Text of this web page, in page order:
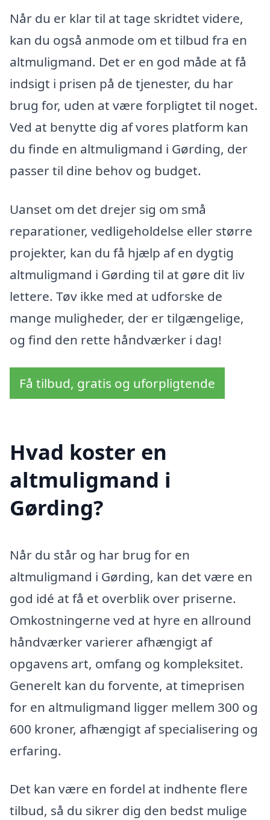
Når du er klar til at tage skridtet videre,
kan du også anmode om et tilbud fra en
altmuligmand. Det er en god måde at få
indsigt i prisen på de tjenester, du har
brug for, uden at være forpligtet til noget.
Ved at benytte dig af vores platform kan
du finde en altmuligmand i Gørding, der
passer til dine behov og budget.
Uanset om det drejer sig om små
reparationer, vedligeholdelse eller større
projekter, kan du få hjælp af en dygtig
altmuligmand i Gørding til at gøre dit liv
lettere. Tøv ikke med at udforske de
mange muligheder, der er tilgængelige,
og find den rette håndværker i dag!
Få tilbud, gratis og uforpligtende
Hvad koster en
altmuligmand i
Gørding?
Når du står og har brug for en
altmuligmand i Gørding, kan det være en
god idé at få et overblik over priserne.
Omkostningerne ved at hyre en allround
håndværker varierer afhængigt af
opgavens art, omfang og kompleksitet.
Generelt kan du forvente, at timeprisen
for en altmuligmand ligger mellem 300 og
600 kroner, afhængigt af specialisering og
erfaring.
Det kan være en fordel at indhente flere
tilbud, så du sikrer dig den bedst mulige